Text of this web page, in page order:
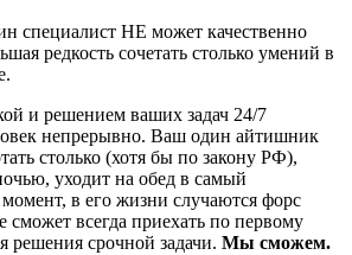
специалист НЕ может качественно
редкость сочетать столько умений в
и решением ваших задач 24/7
непрерывно. Ваш один айтишник
столько (хотя бы по закону РФ),
уходит на обед в самый
в его жизни случаются форс
всегда приехать по первому
решения срочной задачи. Мы сможем.